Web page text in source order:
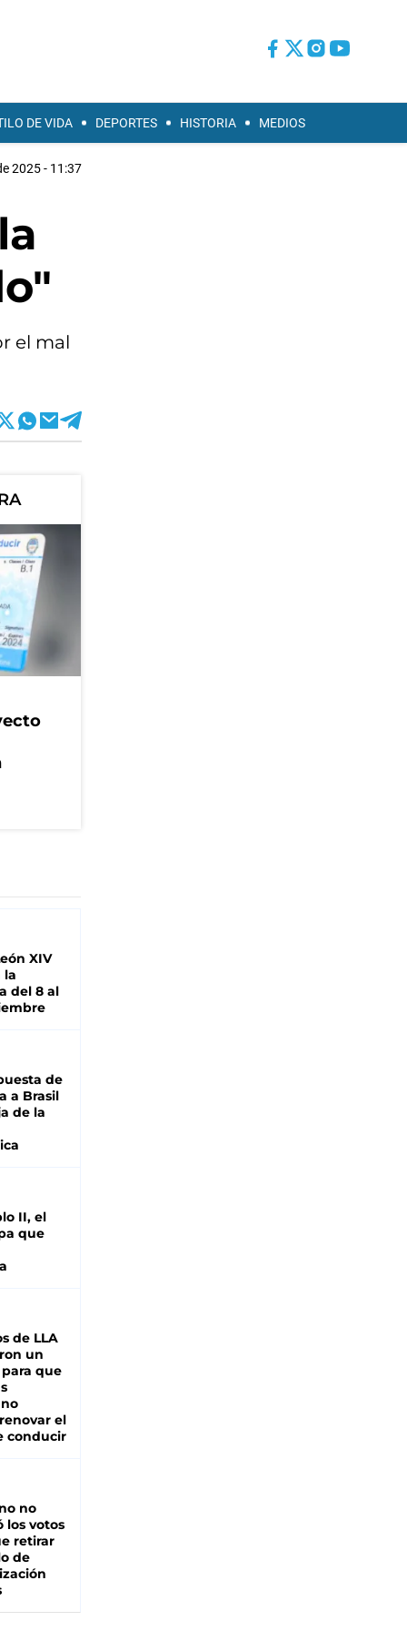
DE VIDA DEPORTES HISTORIA MEDIOS
2025 - 11:37
el mal
XIV
la
del 8 al
de
a Brasil
de la
II, el
que
de LLA
un
que
el
conducir
no
los votos
retirar
de